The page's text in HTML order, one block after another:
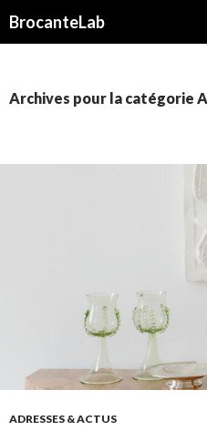
BrocanteLab
PRINCIPAL
Archives pour la catégorie
ADRESSES & ACTUS